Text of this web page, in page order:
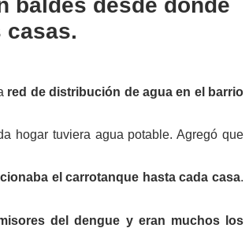
baldes desde donde
casas.
red de distribución de agua en el barrio
hogar tuviera agua potable. Agregó que
el carrotanque hasta cada casa.
del dengue y eran muchos los